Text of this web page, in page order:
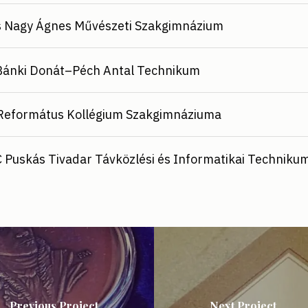
Nagy Ágnes Művészeti Szakgimnázium
Donát–Péch Antal Technikum
Kollégium Szakgimnáziuma
Puskás Tivadar Távközlési és Informatikai